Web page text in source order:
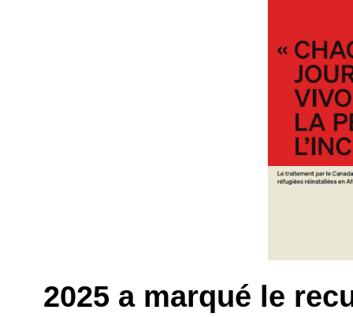
2025 a marqué le